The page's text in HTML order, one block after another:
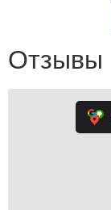
Отзывы